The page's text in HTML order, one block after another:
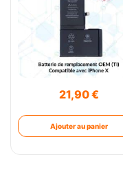
21,90€
Ajouter au panier